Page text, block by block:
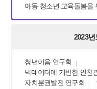
아동·청소년 교육돌봄을
2023
청년이음 연구회
빅데이터에 기반한 인천
자치분권발전 연구회